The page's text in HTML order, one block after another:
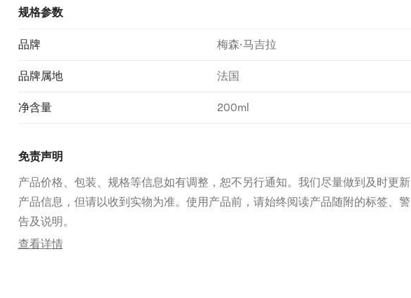
规格参数
品牌 梅森·马吉拉
品牌属地 法国
净含量 200ml
免责声明
产品价格、包装、规格等信息如有调整，恕不另行通知。我们尽量做到及时更新
产品信息，但请以收到实物为准。使用产品前，请始终阅读产品随附的标签、警
告及说明。
查看详情